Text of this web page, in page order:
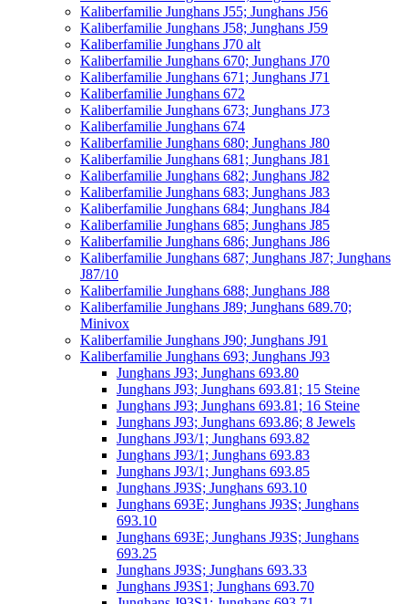
Kaliberfamilie Junghans J55; Junghans J56
Kaliberfamilie Junghans J58; Junghans J59
Kaliberfamilie Junghans J70 alt
Kaliberfamilie Junghans 670; Junghans J70
Kaliberfamilie Junghans 671; Junghans J71
Kaliberfamilie Junghans 672
Kaliberfamilie Junghans 673; Junghans J73
Kaliberfamilie Junghans 674
Kaliberfamilie Junghans 680; Junghans J80
Kaliberfamilie Junghans 681; Junghans J81
Kaliberfamilie Junghans 682; Junghans J82
Kaliberfamilie Junghans 683; Junghans J83
Kaliberfamilie Junghans 684; Junghans J84
Kaliberfamilie Junghans 685; Junghans J85
Kaliberfamilie Junghans 686; Junghans J86
Kaliberfamilie Junghans 687; Junghans J87; Junghans
J87/10
Kaliberfamilie Junghans 688; Junghans J88
Kaliberfamilie Junghans J89; Junghans 689.70;
Minivox
Kaliberfamilie Junghans J90; Junghans J91
Kaliberfamilie Junghans 693; Junghans J93
Junghans J93; Junghans 693.80
Junghans J93; Junghans 693.81; 15 Steine
Junghans J93; Junghans 693.81; 16 Steine
Junghans J93; Junghans 693.86; 8 Jewels
Junghans J93/1; Junghans 693.82
Junghans J93/1; Junghans 693.83
Junghans J93/1; Junghans 693.85
Junghans J93S; Junghans 693.10
Junghans 693E; Junghans J93S; Junghans
693.10
Junghans 693E; Junghans J93S; Junghans
693.25
Junghans J93S; Junghans 693.33
Junghans J93S1; Junghans 693.70